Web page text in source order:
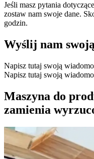
Jeśli masz pytania
zostaw nam swoje dane.
godzin.
Wyślij nam
Napisz tutaj swoją
Napisz tutaj swoją
Maszyna do
zamienia